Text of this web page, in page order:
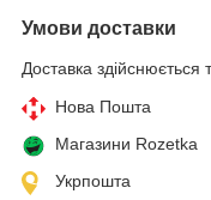
Умови доставки
Доставка здійснюється
Нова Пошта
Магазини Rozetka
Укрпошта